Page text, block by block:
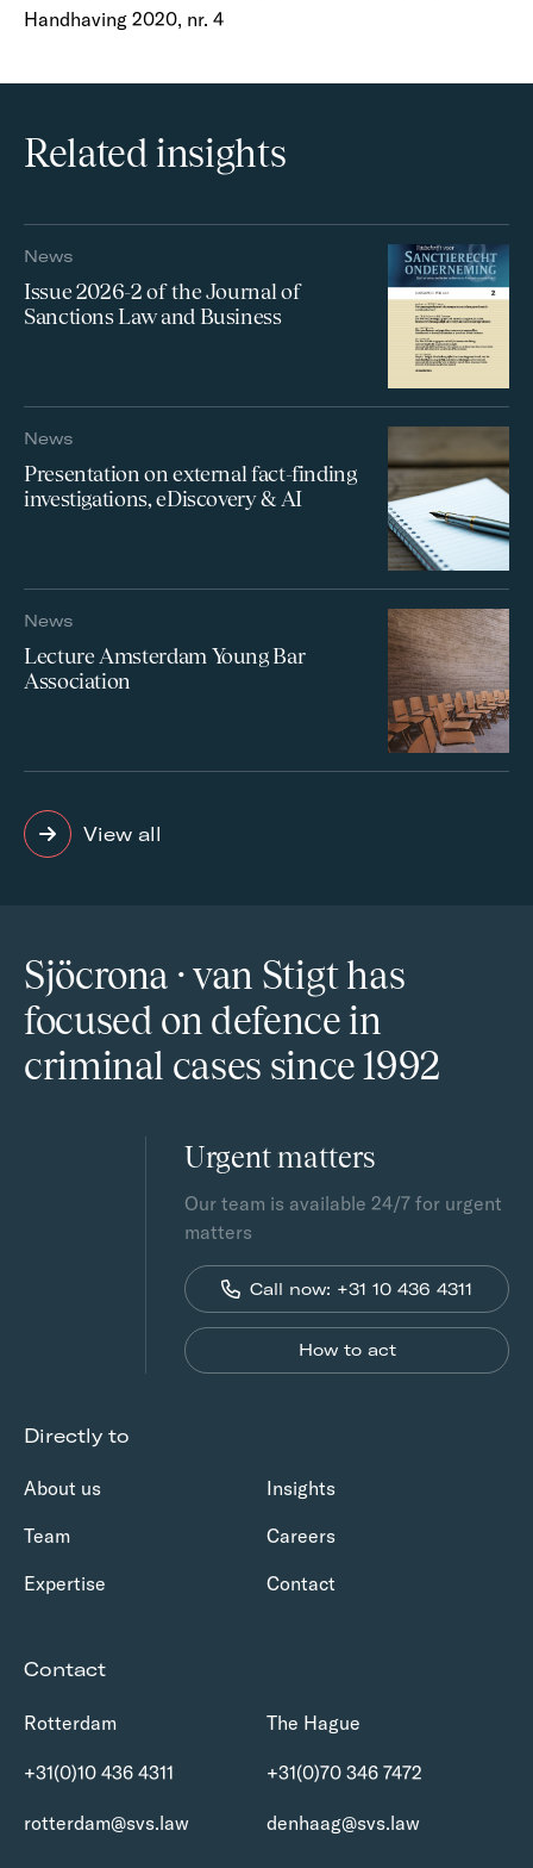
Handhaving 2020, nr. 4
Related insights
News
Issue 2026-2 of the Journal of
Sanctions Law and Business
News
Presentation on external fact-finding
investigations, eDiscovery & AI
News
Lecture Amsterdam Young Bar
Association
View all
Sjöcrona · van Stigt has
focused on defence in
criminal cases since 1992
Urgent matters
Our team is available 24/7 for urgent
matters
Call now: +31 10 436 4311
How to act
Directly to
About us
Insights
Team
Careers
Expertise
Contact
Contact
Rotterdam
+31(0)10 436 4311
rotterdam@svs.law
The Hague
+31(0)70 346 7472
denhaag@svs.law